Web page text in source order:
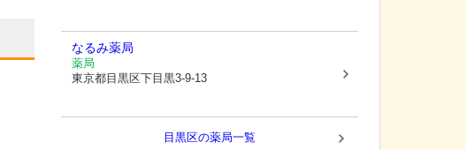
なるみ薬局
薬局
東京都目黒区下目黒3-9-13
目黒区の薬局一覧